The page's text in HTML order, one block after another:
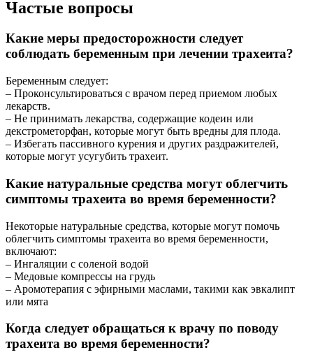
Частые вопросы
Какие меры предосторожности следует
соблюдать беременным при лечении трахеита?
Беременным следует:
– Проконсультироваться с врачом перед приемом любых
лекарств.
– Не принимать лекарства, содержащие кодеин или
декстрометорфан, которые могут быть вредны для плода.
– Избегать пассивного курения и других раздражителей,
которые могут усугубить трахеит.
Какие натуральные средства могут облегчить
симптомы трахеита во время беременности?
Некоторые натуральные средства, которые могут помочь
облегчить симптомы трахеита во время беременности,
включают:
– Ингаляции с соленой водой
– Медовые компрессы на грудь
– Аромотерапия с эфирными маслами, такими как эвкалипт
или мята
Когда следует обращаться к врачу по поводу
трахеита во время беременности?